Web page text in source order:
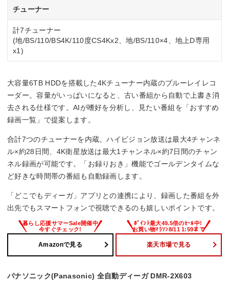
チューナー
計7チューナー
(地/BS/110/BS4K/110度CS4Kx2、地/BS/110×4、地上D専用
x1)
大容量6TB HDDを搭載した4Kチューナー内蔵のブルーレイレコ
ーダー。容量がいっぱいになると、古い番組から自動で上書き消
去される仕様です。AIが嗜好を分析し、見たい番組を「おすすめ
録画一覧」で提案します。
合計7つのチューナーを内蔵。ハイビジョン放送は最大4チャンネ
ル×約28日間、4K衛星放送は最大1チャンネル×約7日間のチャン
ネル録画が可能です。「お録りおき」機能でゴールデンタイムな
ど好きな時間帯の番組も自動録画します。
「どこでもディーガ」アプリとの連携により、録画した番組を外
出先でもスマートフォンで視聴できるのも嬉しいポイントです。
Amazonで見る 楽天市場で見る
パナソニック(Panasonic) 全自動ディーガ DMR-2X603